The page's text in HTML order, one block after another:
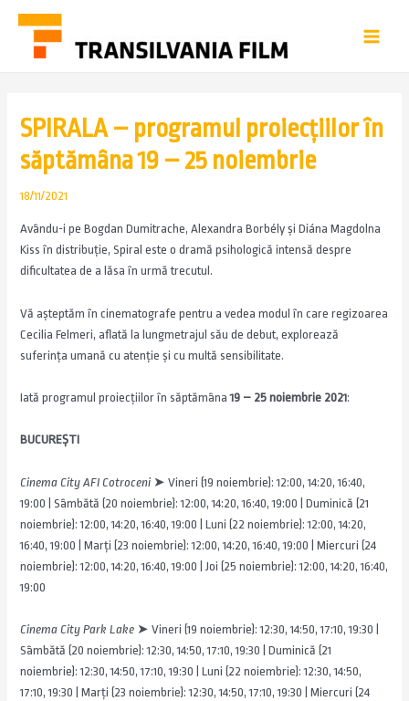
SPIRALA – programul proiecțiilor în
săptămâna 19 – 25 noiembrie
18/11/2021
Avându-i pe Bogdan Dumitrache, Alexandra Borbély și Diána Magdolna
Kiss în distribuție, Spiral este o dramă psihologică intensă despre
dificultatea de a lăsa în urmă trecutul.
Vă așteptăm în cinematografe pentru a vedea modul în care regizoarea
Cecilia Felmeri, aflată la lungmetrajul său de debut, explorează
suferința umană cu atenție și cu multă sensibilitate.
Iată programul proiecțiilor în săptămâna19 – 25 noiembrie 2021:
BUCUREȘTI
Cinema City AFI Cotroceni ➤ Vineri (19 noiembrie): 12:00, 14:20, 16:40,
19:00 | Sâmbătă (20 noiembrie): 12:00, 14:20, 16:40, 19:00 | Duminică (21
noiembrie): 12:00, 14:20, 16:40, 19:00 | Luni (22 noiembrie): 12:00, 14:20,
16:40, 19:00 | Marți (23 noiembrie): 12:00, 14:20, 16:40, 19:00 | Miercuri (24
noiembrie): 12:00, 14:20, 16:40, 19:00 | Joi (25 noiembrie): 12:00, 14:20, 16:40,
19:00
Cinema City Park Lake ➤ Vineri (19 noiembrie): 12:30, 14:50, 17:10, 19:30 |
Sâmbătă (20 noiembrie): 12:30, 14:50, 17:10, 19:30 | Duminică (21
noiembrie): 12:30, 14:50, 17:10, 19:30 | Luni (22 noiembrie): 12:30, 14:50,
17:10, 19:30 | Marți (23 noiembrie): 12:30, 14:50, 17:10, 19:30 | Miercuri (24